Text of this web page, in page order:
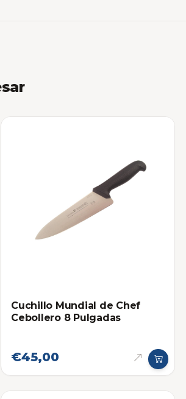
Cuchillo Mundial de Chef
Cebollero 8 Pulgadas
€45,00